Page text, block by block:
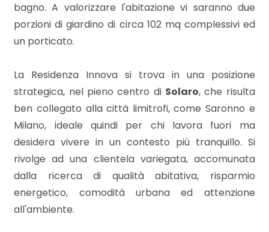
bagno. A valorizzare l'abitazione vi saranno due
porzioni di giardino di circa 102 mq complessivi ed
un porticato.
La Residenza Innova si trova in una posizione
strategica, nel pieno centro di Solaro, che risulta
ben collegato alla città limitrofi, come Saronno e
Milano, ideale quindi per chi lavora fuori ma
desidera vivere in un contesto più tranquillo. Si
rivolge ad una clientela variegata, accomunata
dalla ricerca di qualità abitativa, risparmio
energetico, comodità urbana ed attenzione
all'ambiente.
Bagni
minimi
1
2
3
4